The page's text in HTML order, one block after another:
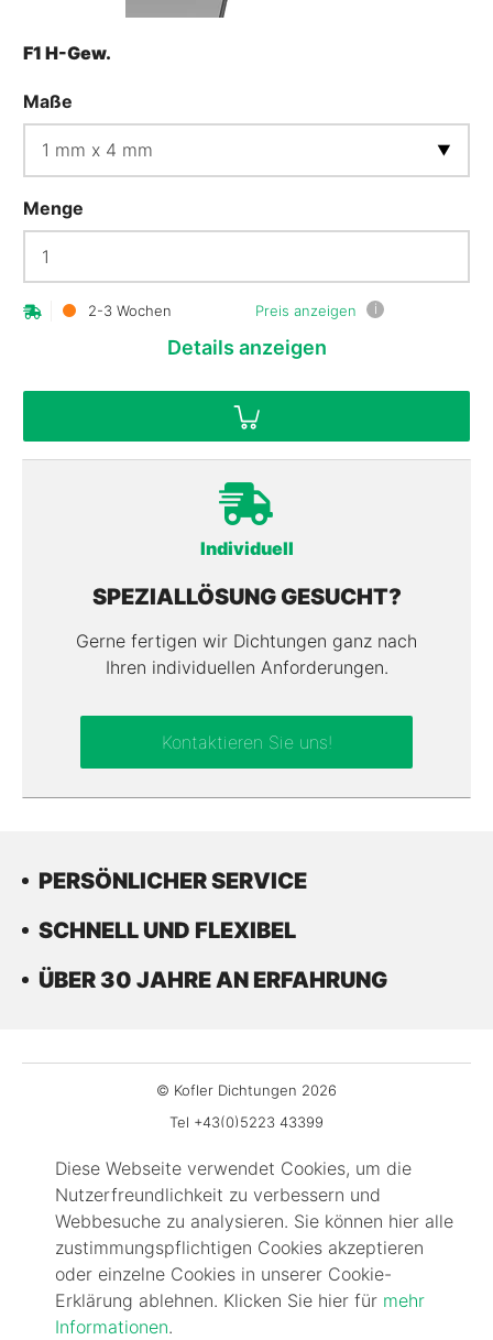
Diese Webseite verwendet Cookies, um die
Nutzerfreundlichkeit zu verbessern und
Webbesuche zu analysieren. Sie können hier alle
zustimmungspflichtigen Cookies akzeptieren
oder einzelne Cookies in unserer Cookie-
Erklärung ablehnen. Klicken Sie hier für mehr
Informationen.
F1 H-Gew.
Maße
Menge
Preis anzeigen i
2-3 Wochen
Details anzeigen
Individuell
SPEZIALLÖSUNG GESUCHT?
Gerne fertigen wir Dichtungen ganz nach
Ihren individuellen Anforderungen.
Kontaktieren Sie uns!
PERSÖNLICHER SERVICE
SCHNELL UND FLEXIBEL
ÜBER 30 JAHRE AN ERFAHRUNG
© Kofler Dichtungen 2026
Tel +43(0)5223 43399
office@kofler-dichtungen.at
Gewerbepark 3
6068 Mils
Impressum
Kontakt